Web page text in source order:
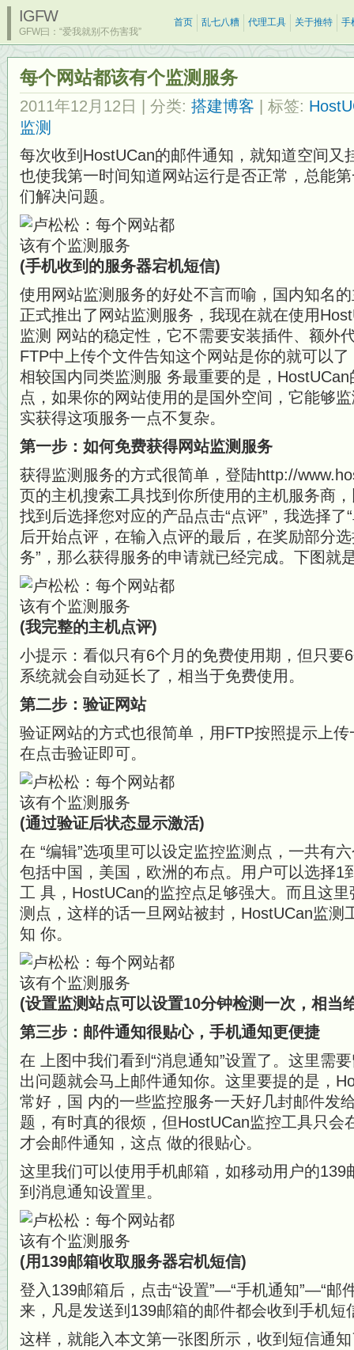
IGFW
GFW曰：“爱我就别不伤害我”
首页 乱七八糟 代理工具 关于推特 手
每个网站都该有个监测服务
2011年12月12日 | 分类: 搭建博客 | 标签:
监测
每次收到HostUCan的邮件通知，就知道空间又
也使我第一时间知道网站运行是否正常，总能
们解决问题。
(手机收到的服务器宕机短信)
使用网站监测服务的好处不言而喻，国内知名
正式推出了网站监测服务，我现在就在使用
监测 网站的稳定性，它不需要安装插件、额外
FTP中上传个文件告知这个网站是你的就可以
相较国内同类监测服 务最重要的是，
点，如果你的网站使用的是国外空间，它能够
实获得这项服务一点不复杂。
第一步：如何免费获得网站监测服务
获得监测服务的方式很简单，登陆http://
页的主机搜索工具找到你所使用的主机服务商
找到后选择您对应的产品点击“点评”，我选择了
后开始点评，在输入点评的最后，在奖励部分
务”，那么获得服务的申请就已经完成。下图就
(我完整的主机点评)
小提示：看似只有6个月的免费使用期，但只要
系统就会自动延长了，相当于免费使用。
第二步：验证网站
验证网站的方式也很简单，用FTP按照提示上
在点击验证即可。
(通过验证后状态显示激活)
在 “编辑”选项里可以设定监控监测点，一共有
包括中国，美国，欧洲的布点。用户可以选择1
工 具，HostUCan的监控点足够强大。而且这
测点，这样的话一旦网站被封，HostUCan监测
知 你。
(设置监测站点可以设置10分钟检测一次，相当
第三步：邮件通知很贴心，手机通知更便捷
在 上图中我们看到“消息通知”设置了。这里需
出问题就会马上邮件通知你。这里要提的是，
常好，国 内的一些监控服务一天好几封邮件发
题，有时真的很烦，但HostUCan监控工具只会
才会邮件通知，这点 做的很贴心。
这里我们可以使用手机邮箱，如移动用户的139
到消息通知设置里。
(用139邮箱收取服务器宕机短信)
登入139邮箱后，点击“设置”—“手机通知”—“邮
来，凡是发送到139邮箱的邮件都会收到手机短
这样，就能入本文第一张图所示，收到短信通